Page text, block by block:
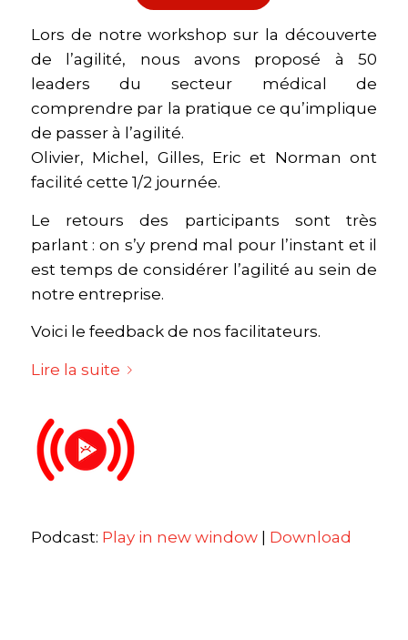
Lors de notre workshop sur la découverte
de l’agilité, nous avons proposé à 50
leaders du secteur médical de
comprendre par la pratique ce qu’implique
de passer à l’agilité.
Olivier, Michel, Gilles, Eric et Norman ont
facilité cette 1/2 journée.
Le retours des participants sont très
parlant : on s’y prend mal pour l’instant et il
est temps de considérer l’agilité au sein de
notre entreprise.
Voici le feedback de nos facilitateurs.
Lire la suite
Podcast: Play in new window| Download